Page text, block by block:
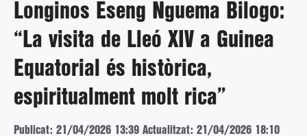
Longinos Eseng Nguema Bilogo:
“La visita de Lleó XIV a Guinea
Equatorial és històrica,
espiritualment molt rica”
Publicat: 21/04/2026 13:39 Actualitzat: 21/04/2026 18:10